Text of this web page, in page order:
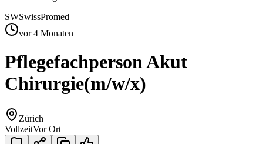
SWSwissPromed
vor 4 Monaten
Pflegefachperson Akut
Chirurgie(m/w/x)
Zürich
VollzeitVor Ort